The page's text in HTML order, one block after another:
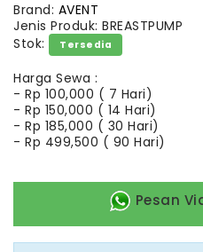
Brand: AVENT
Jenis Produk: BREASTPUMP
Stok:
Tersedia
Harga Sewa :
- Rp 100,000 ( 7 Hari)
- Rp 150,000 ( 14 Hari)
- Rp 185,000 ( 30 Hari)
- Rp 499,500 ( 90 Hari)
Pesan